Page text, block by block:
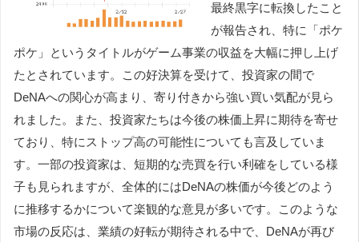
最終黒字に転換したこと
が報告され、特に「ポケ
ポケ」というタイトルがゲーム事業の収益を大幅に押し上げ
たとされています。この好決算を受けて、投資家の間で
DeNAへの関心が高まり、寄り付きから強い買い気配が見ら
れました。また、投資家たちは今後の株価上昇に期待を寄せ
ており、特にストップ高の可能性についても言及していま
す。一部の投資家は、短期的な売買を行い利確をしている様
子も見られますが、全体的にはDeNAの株価が今後どのよう
に推移するかについて楽観的な意見が多いです。このような
市場の反応は、業績の好転が期待される中で、DeNAが再び